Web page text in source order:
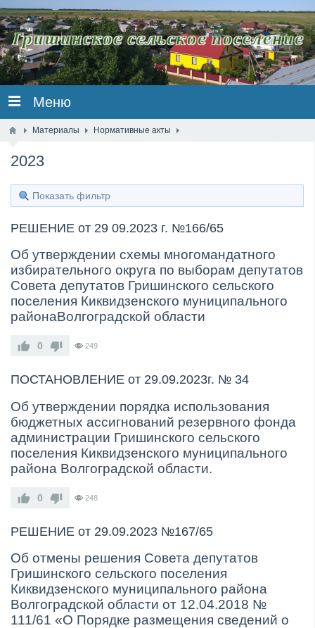
Меню
Материалы Нормативные акты
2023
Показать фильтр
РЕШЕНИЕ от 29 09.2023 г. №166/65
Об утверждении схемы многомандатного
избирательного округа по выборам депутатов
Совета депутатов Гришинского сельского
поселения Киквидзенского муниципального
районаВолгоградской области
0 249
ПОСТАНОВЛЕНИЕ от 29.09.2023г. № 34
Об утверждении порядка использования
бюджетных ассигнований резервного фонда
администрации Гришинского сельского
поселения Киквидзенского муниципального
района Волгоградской области.
0 248
РЕШЕНИЕ от 29.09.2023 №167/65
Об отмены решения Совета депутатов
Гришинского сельского поселения
Киквидзенского муниципального района
Волгоградской области от 12.04.2018 №
111/61 «О Порядке размещения сведений о